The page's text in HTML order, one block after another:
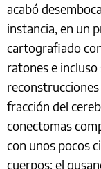
acabó
instancia, en un
cartografiado
ratones e
fracción del
conectomas
con unos pocos
cuerpos: el